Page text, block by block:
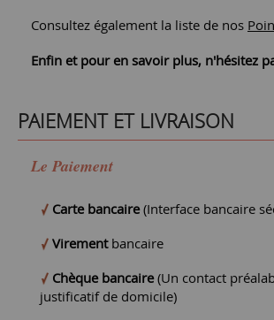
Consultez également la liste de nos
Enfin et pour en savoir plus, n'hésitez
PAIEMENT ET LIVRAISON
Le Paiement
Carte bancaire(Interface bancaire
Virementbancaire
Chèque bancaire(Un contact
justificatif de domicile)